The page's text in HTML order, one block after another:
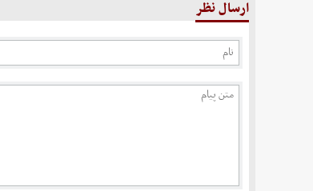
ارسال نظر